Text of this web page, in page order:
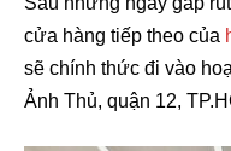
cửa hàng tiếp theo của
sẽ chính thức đi vào
Ảnh Thủ, quận 12,